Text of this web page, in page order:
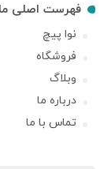
فهرست اصلی ما
نوا پیچ
فروشگاه
وبلاگ
درباره ما
تماس با ما